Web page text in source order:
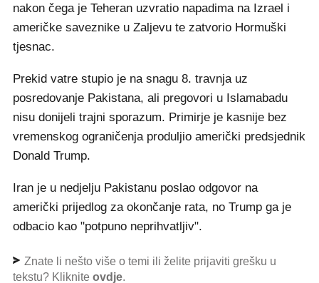
nakon čega je Teheran uzvratio napadima na Izrael i
američke saveznike u Zaljevu te zatvorio Hormuški
tjesnac.
Prekid vatre stupio je na snagu 8. travnja uz
posredovanje Pakistana, ali pregovori u Islamabadu
nisu donijeli trajni sporazum. Primirje je kasnije bez
vremenskog ograničenja produljio američki predsjednik
Donald Trump.
Iran je u nedjelju Pakistanu poslao odgovor na
američki prijedlog za okončanje rata, no Trump ga je
odbacio kao "potpuno neprihvatljiv".
Znate li nešto više o temi ili želite prijaviti grešku u
tekstu? Kliknite ovdje.